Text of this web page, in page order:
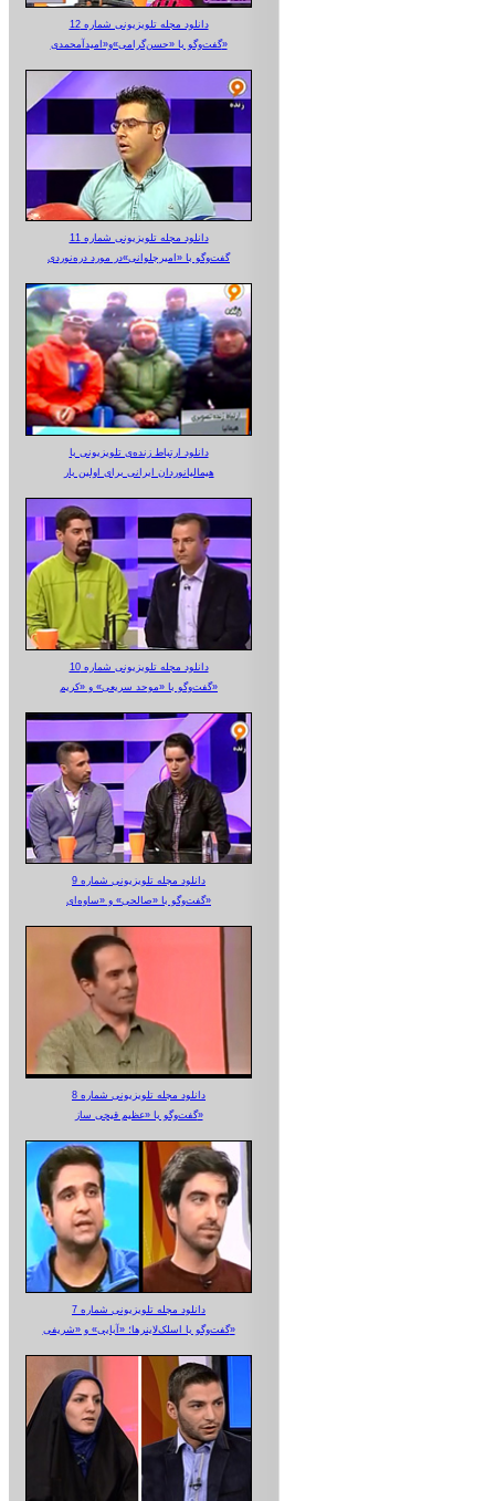
دانلود مجله تلویزیونی شماره 12
گفت‌وگو با «حسن‌گرامی»و«امیدآمحمدی»
دانلود مجله تلویزیونی شماره 11
گفت‌وگو با «امیرجلوانی»در مورد دره‌نوردی
دانلود ارتباط زنده‌ی تلویزیونی‌ با
هیمالیانوردان ایرانی برای اولین بار
دانلود مجله تلویزیونی شماره 10
گفت‌وگو با «موحد سریعی» و «کریم»
دانلود مجله تلویزیونی شماره 9
گفت‌وگو با «صالحی» و «ساوه‌ای»
دانلود مجله تلویزیونی شماره 8
گفت‌وگو با «عظیم قیچی ساز»
دانلود مجله تلویزیونی شماره 7
گفت‌وگو با اسلک‌لاینرها؛ «آبایی» و «شریفی»